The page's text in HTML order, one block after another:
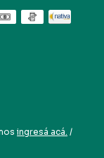
ingresá acá. /